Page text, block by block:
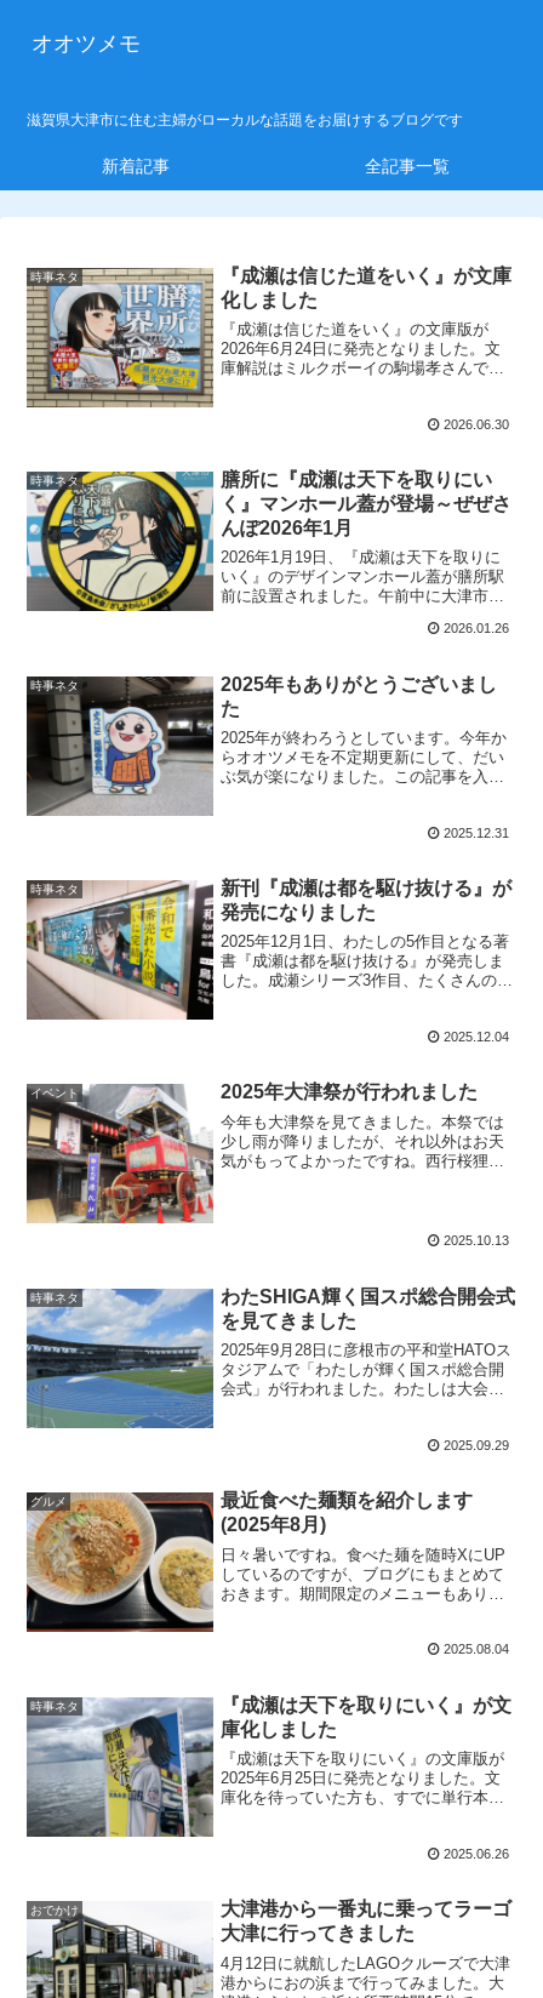
オオツメモ
滋賀県大津市に住む主婦がローカルな話題をお届けするブログです
新着記事 全記事一覧
時事ネタ
『成瀬は信じた道をいく』が文庫
化しました
『成瀬は信じた道をいく』の文庫版が
2026年6月24日に発売となりました。文
庫解説はミルクボーイの駒場孝さんで
2026.06.30
時事ネタ
膳所に『成瀬は天下を取りにい
く』マンホール蓋が登場～ぜぜさ
んぽ2026年1月
2026年1月19日、『成瀬は天下を取りに
いく』のデザインマンホール蓋が膳所駅
前に設置されました。午前中に大津市役
2026.01.26
時事ネタ
2025年もありがとうございまし
た
2025年が終わろうとしています。今年か
らオオツメモを不定期更新にして、だい
ぶ気が楽になりました。この記事を入れ
2025.12.31
時事ネタ
新刊『成瀬は都を駆け抜ける』が
発売になりました
2025年12月1日、わたしの5作目となる著
書『成瀬は都を駆け抜ける』が発売しま
した。成瀬シリーズ3作目、たくさんの人
2025.12.04
イベント 2025年大津祭が行われました
今年も大津祭を見てきました。本祭では
少し雨が降りましたが、それ以外はお天
気がもってよかったですね。西行桜狸山
2025.10.13
時事ネタ
わたSHIGA輝く国スポ総合開会式
を見てきました
2025年9月28日に彦根市の平和堂HATOス
タジアムで「わたしが輝く国スポ総合開
会式」が行われました。わたしは大会マ
2025.09.29
グルメ
最近食べた麺類を紹介します
(2025年8月)
日々暑いですね。食べた麺を随時XにUP
しているのですが、ブログにもまとめて
おきます。期間限定のメニューもあり、
2025.08.04
時事ネタ
『成瀬は天下を取りにいく』が文
庫化しました
『成瀬は天下を取りにいく』の文庫版が
2025年6月25日に発売となりました。文
庫化を待っていた方も、すでに単行本を
2025.06.26
おでかけ
大津港から一番丸に乗ってラーゴ
大津に行ってきました
4月12日に就航したLAGOクルーズで大津
港からにおの浜まで行ってみました。大